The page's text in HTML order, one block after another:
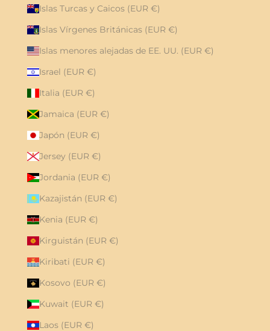
Islas Turcas y Caicos (EUR €)
Islas Vírgenes Británicas (EUR €)
Islas menores alejadas de EE. UU. (EUR €)
Israel (EUR €)
Italia (EUR €)
Jamaica (EUR €)
Japón (EUR €)
Jersey (EUR €)
Jordania (EUR €)
Kazajistán (EUR €)
Kenia (EUR €)
Kirguistán (EUR €)
Kiribati (EUR €)
Kosovo (EUR €)
Kuwait (EUR €)
Laos (EUR €)